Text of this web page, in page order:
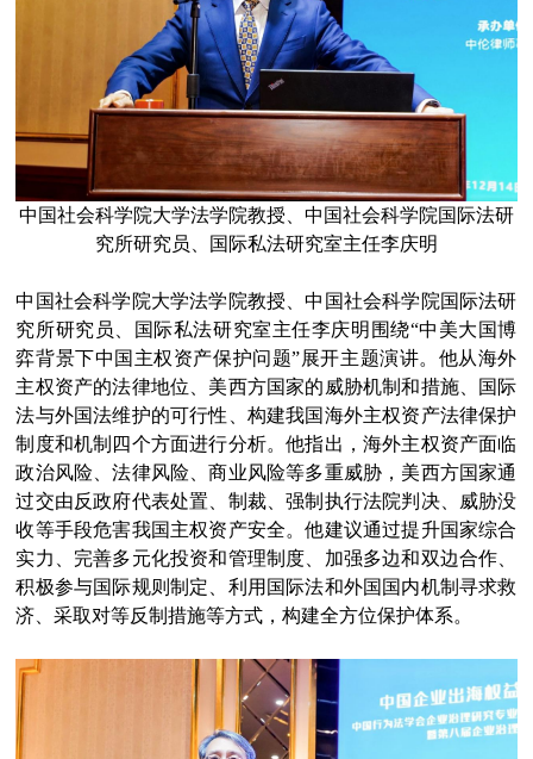
中国社会科学院大学法学院教授、中国社会科学院国际法研
究所研究员、国际私法研究室主任李庆明
中国社会科学院大学法学院教授、中国社会科学院国际法研
究所研究员、国际私法研究室主任李庆明围绕“中美大国博
弈背景下中国主权资产保护问题”展开主题演讲。他从海外
主权资产的法律地位、美西方国家的威胁机制和措施、国际
法与外国法维护的可行性、构建我国海外主权资产法律保护
制度和机制四个方面进行分析。他指出，海外主权资产面临
政治风险、法律风险、商业风险等多重威胁，美西方国家通
过交由反政府代表处置、制裁、强制执行法院判决、威胁没
收等手段危害我国主权资产安全。他建议通过提升国家综合
实力、完善多元化投资和管理制度、加强多边和双边合作、
积极参与国际规则制定、利用国际法和外国国内机制寻求救
济、采取对等反制措施等方式，构建全方位保护体系。